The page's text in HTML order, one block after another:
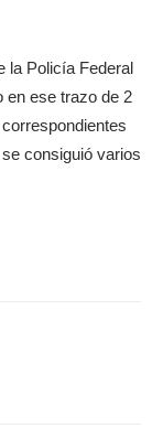
la Policía Federal
en ese trazo de 2
consiguió varios